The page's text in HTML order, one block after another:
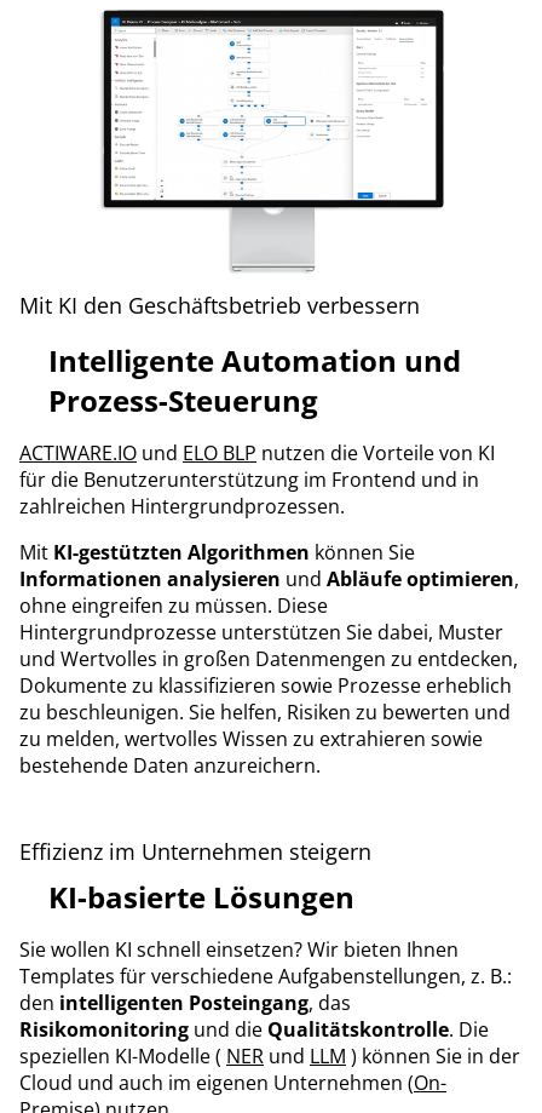
Mit KI den Geschäftsbetrieb verbessern
Intelligente Automation und
Prozess-Steuerung
ACTIWARE.IO und ELO BLP nutzen die Vorteile von KI
für die Benutzerunterstützung im Frontend und in
zahlreichen Hintergrundprozessen.
Mit KI-gestützten Algorithmen können Sie
Informationen analysieren und Abläufe optimieren,
ohne eingreifen zu müssen. Diese
Hintergrundprozesse unterstützen Sie dabei, Muster
und Wertvolles in großen Datenmengen zu entdecken,
Dokumente zu klassifizieren sowie Prozesse erheblich
zu beschleunigen. Sie helfen, Risiken zu bewerten und
zu melden, wertvolles Wissen zu extrahieren sowie
bestehende Daten anzureichern.
Effizienz im Unternehmen steigern
KI-basierte Lösungen
Sie wollen KI schnell einsetzen? Wir bieten Ihnen
Templates für verschiedene Aufgabenstellungen, z. B.:
den intelligenten Posteingang, das
Risikomonitoring und die Qualitätskontrolle. Die
speziellen KI-Modelle ( NER und LLM ) können Sie in der
Cloud und auch im eigenen Unternehmen (On-